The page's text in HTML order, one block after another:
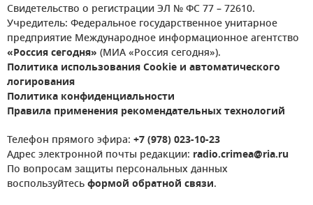
Свидетельство о регистрации ЭЛ № ФС 77 – 72610.
Учредитель: Федеральное государственное унитарное
предприятие Международное информационное агентство
«Россия сегодня» (МИА «Россия сегодня»).
Политика использования Cookie и автоматического
логирования
Политика конфиденциальности
Правила применения рекомендательных технологий
Телефон прямого эфира: +7 (978) 023-10-23
Адрес электронной почты редакции: radio.crimea@ria.ru
По вопросам защиты персональных данных
воспользуйтесьформой обратной связи.